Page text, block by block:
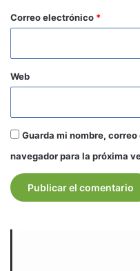
*
Correo electrónico *
Web
Guarda mi nombre,
navegador para la próxima